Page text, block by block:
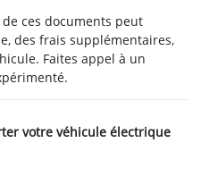
ces documents peut
des frais supplémentaires,
Faites appel à un
votre véhicule électrique